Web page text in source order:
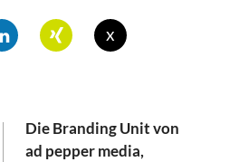
x
Die Branding Unit von
ad pepper media,